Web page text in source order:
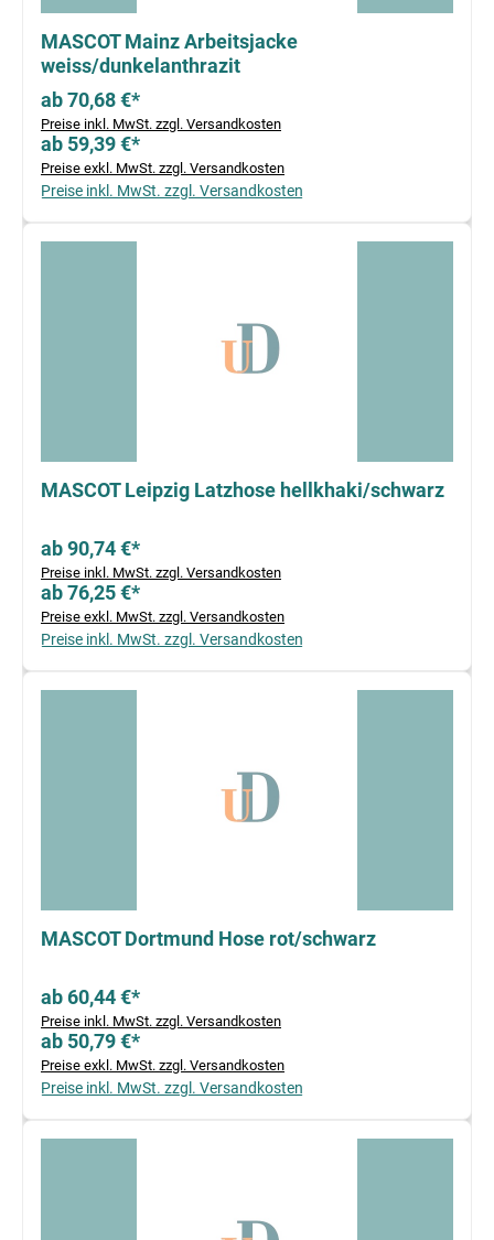
MASCOT Mainz Arbeitsjacke
weiss/dunkelanthrazit
ab 70,68 €*
Preise inkl. MwSt. zzgl. Versandkosten
ab 59,39 €*
Preise exkl. MwSt. zzgl. Versandkosten
Preise inkl. MwSt. zzgl. Versandkosten
MASCOT Leipzig Latzhose hellkhaki/schwarz
ab 90,74 €*
Preise inkl. MwSt. zzgl. Versandkosten
ab 76,25 €*
Preise exkl. MwSt. zzgl. Versandkosten
Preise inkl. MwSt. zzgl. Versandkosten
MASCOT Dortmund Hose rot/schwarz
ab 60,44 €*
Preise inkl. MwSt. zzgl. Versandkosten
ab 50,79 €*
Preise exkl. MwSt. zzgl. Versandkosten
Preise inkl. MwSt. zzgl. Versandkosten